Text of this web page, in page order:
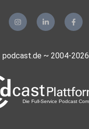
podcast.de ~ 2004-2026